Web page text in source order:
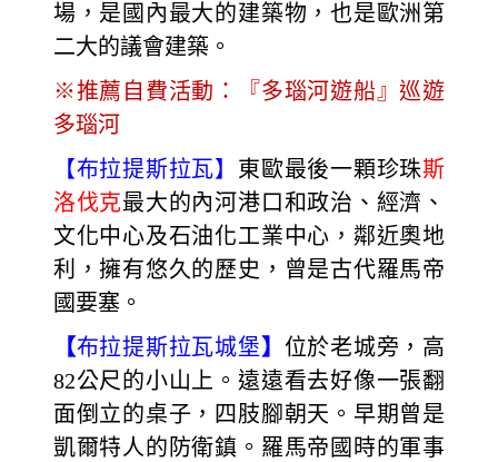
場，是國內最大的建築物，也是歐洲第
二大的議會建築。
※推薦自費活動：『多瑙河遊船』巡遊
多瑙河
【布拉提斯拉瓦】 東歐最後一顆珍珠斯
洛伐克最大的內河港口和政治、經濟、
文化中心及石油化工業中心，鄰近奧地
利，擁有悠久的歷史，曾是古代羅馬帝
國要塞。
【布拉提斯拉瓦城堡】 位於老城旁，高
82公尺的小山上。遠遠看去好像一張翻
面倒立的桌子，四肢腳朝天。早期曾是
凱爾特人的防衛鎮。羅馬帝國時的軍事